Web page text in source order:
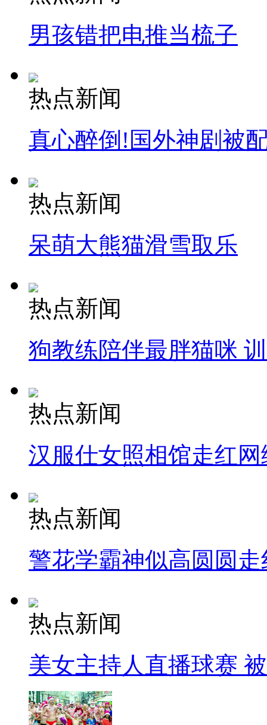
男孩错把电推当梳子
热点新闻
真心醉倒!国外神剧被
热点新闻
呆萌大熊猫滑雪取乐
热点新闻
狗教练陪伴最胖猫咪
热点新闻
汉服仕女照相馆走红网
热点新闻
警花学霸神似高圆圆走
热点新闻
美女主持人直播球赛